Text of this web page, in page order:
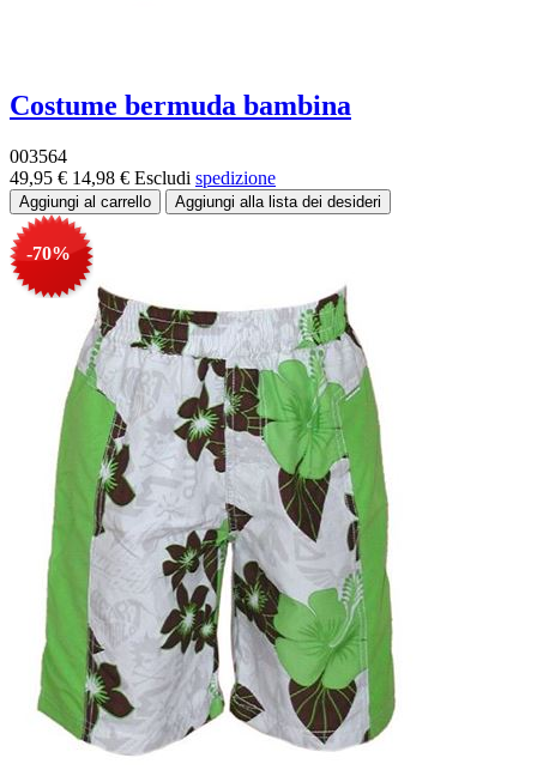
Costume bermuda bambina
003564
49,95 € 14,98 € Escludi spedizione
-70%